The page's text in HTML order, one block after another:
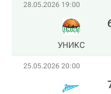
28.05.2026 19:00
УНИКС
25.05.2026 20:00